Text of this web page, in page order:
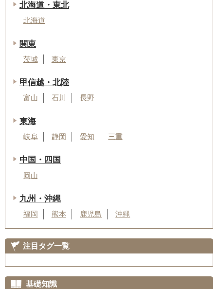
北海道・東北
北海道
関東
茨城 東京
甲信越・北陸
富山 石川 長野
東海
岐阜 静岡 愛知 三重
中国・四国
岡山
九州・沖縄
福岡 熊本 鹿児島 沖縄
注目タグ一覧
基礎知識